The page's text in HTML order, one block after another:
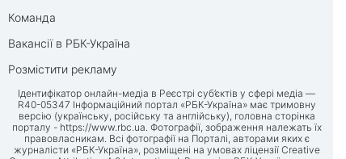
Команда
Вакансії в РБК-Україна
Розмістити рекламу
Ідентифікатор онлайн-медіа в Реєстрі суб’єктів у сфері медіа —
R40-05347 Інформаційний портал «РБК-Україна» має тримовну
версію (українську, російську та англійську), головна сторінка
порталу - https://www.rbc.ua. Фотографії, зображення належать їх
правовласникам. Всі фотографії на Порталі, авторами яких є
журналісти «РБК-Україна», розміщені на умовах ліцензії Creative